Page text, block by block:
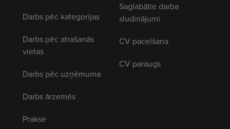
Darbs pēc kategorijas
Darbs pēc atrašanās
vietas
Darbs pēc uzņēmuma
Darbs ārzemēs
Prakse
Saglabātie darba
sludinājumi
CV pacelšana
CV paraugs